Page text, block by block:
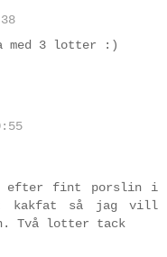
med 3 lotter :)
efter fint porslin i
kakfat så jag vill
Två lotter tack